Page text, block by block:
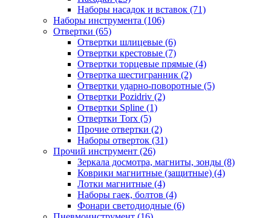
Наборы насадок и вставок (71)
Наборы инструмента (106)
Отвертки (65)
Отвертки шлицевые (6)
Отвертки крестовые (7)
Отвертки торцевые прямые (4)
Отвертка шестигранник (2)
Отвертки ударно-поворотные (5)
Отвертки Pozidriv (2)
Отвертки Spline (1)
Отвертки Torx (5)
Прочие отвертки (2)
Наборы отверток (31)
Прочий инструмент (26)
Зеркала досмотра, магниты, зонды (8)
Коврики магнитные (защитные) (4)
Лотки магнитные (4)
Наборы гаек, болтов (4)
Фонари светодиодные (6)